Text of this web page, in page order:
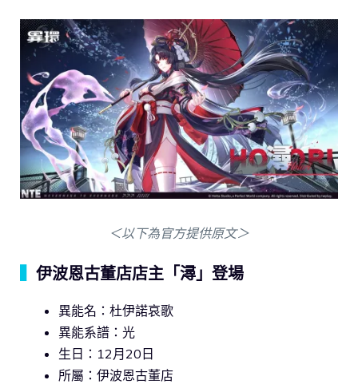
＜以下為官方提供原文＞
伊波恩古董店店主「潯」登場
異能名：杜伊諾哀歌
異能系譜：光
生日：12月20日
所屬：伊波恩古董店